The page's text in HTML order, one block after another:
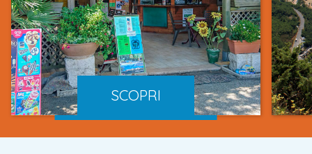
SCOPRI